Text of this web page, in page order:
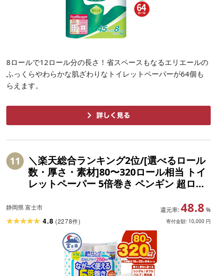
8ロールで12ロール分の長さ！省スペースもなるエリエールの
ふっくらやわらかな肌ざわりなトイレットペーパーが64個も
らえます。
11
＼楽天総合ランキング2位/[選べるロール
数・厚さ・素材]80〜320ロール相当 トイ
レットペーパー 5倍巻き ペンギン 超ロン
パルプ/再生紙 芯なし無地 備蓄 日用品 ラ
ンキング 静岡県富士市 送料無料[sf002-06
静岡県 富士市 還元率: 48.8 %
寄付金額: 10,000 円
4.8 (2278件)